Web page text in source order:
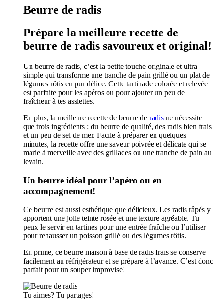
Beurre de radis
Prépare la meilleure recette de
beurre de radis savoureux et original!
Un beurre de radis, c’est la petite touche originale et ultra
simple qui transforme une tranche de pain grillé ou un plat de
légumes rôtis en pur délice. Cette tartinade colorée et relevée
est parfaite pour les apéros ou pour ajouter un peu de
fraîcheur à tes assiettes.
En plus, la meilleure recette de beurre de radis ne nécessite
que trois ingrédients : du beurre de qualité, des radis bien frais
et un peu de sel de mer. Facile à préparer en quelques
minutes, la recette offre une saveur poivrée et délicate qui se
marie à merveille avec des grillades ou une tranche de pain au
levain.
Un beurre idéal pour l’apéro ou en
accompagnement!
Ce beurre est aussi esthétique que délicieux. Les radis râpés y
apportent une jolie teinte rosée et une texture agréable. Tu
peux le servir en tartines pour une entrée fraîche ou l’utiliser
pour rehausser un poisson grillé ou des légumes rôtis.
En prime, ce beurre maison à base de radis frais se conserve
facilement au réfrigérateur et se prépare à l’avance. C’est donc
parfait pour un souper improvisé!
Tu aimes? Tu partages!